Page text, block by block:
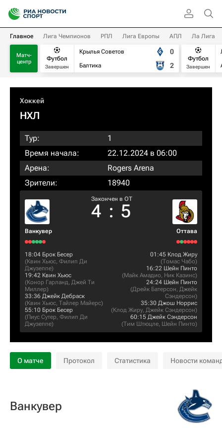
Главное Лига Чемпионов РПЛ Лига Европы АПЛ Ла Лига
Матч-
центр
Футбол
Завершен
Крылья Советов
Балтика
0
2
Футбол
Завершен
Хоккей
НХЛ
Тур:
1
Время начала:
22.12.2024 в 06:00
Арена:
Rogers Arena
Зрители:
18940
Ванкувер
Закончен в OT
4 : 5
Оттава
18:04 Брок Бесер
(Квин Хьюс, Филип Ди
Джузеппе)
19:42 Квин Хьюс
(Конор Гарланд, Джей Ти
Миллер)
33:36 Джейк Дебраск
(Квин Хьюс, Тайлер Майерс)
55:10 Брок Бесер
(Пиус Сутер, Филип Ди
Джузеппе)
01:45 Клод Жиру
(Томас Чабо)
16:22 Шейн Пинто
(Майк Амадио, Ник Казинс)
24:24 Шейн Пинто
(Дрейк Батерсон, Джейк
Сэндерсон)
35:30 Джош Норрис
(Клод Жиру, Джейк Сэндерсон)
60:15 Джейк Сэндерсон
(Тим Штюцле, Шейн Пинто)
О матче Протокол Статистика Новости
Ванкувер